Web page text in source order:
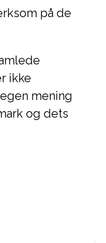
på de
ikke
mening
og dets